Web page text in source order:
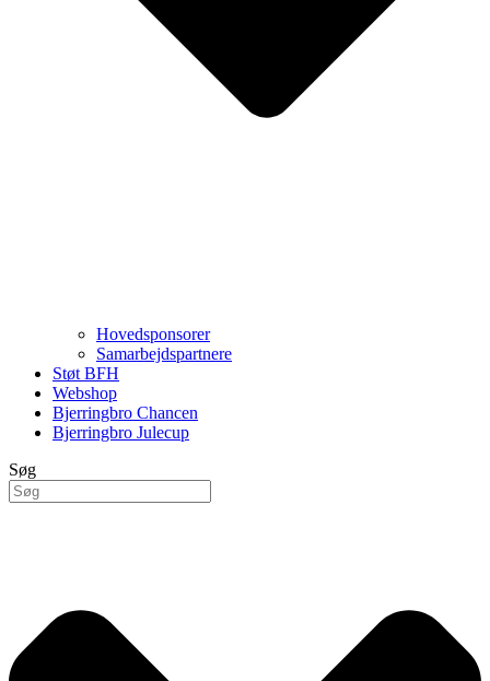
Hovedsponsorer
Samarbejdspartnere
Støt BFH
Webshop
Bjerringbro Chancen
Bjerringbro Julecup
Søg